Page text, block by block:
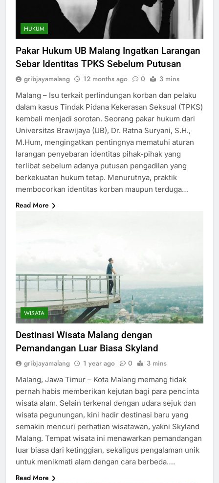
HUKUM
Pakar Hukum UB Malang Ingatkan Larangan
Sebar Identitas TPKS Sebelum Putusan
gribjayamalang 12 months ago 0 3 mins
Malang – Isu terkait perlindungan korban dan pelaku
dalam kasus Tindak Pidana Kekerasan Seksual (TPKS)
kembali menjadi sorotan. Seorang pakar hukum dari
Universitas Brawijaya (UB), Dr. Ratna Suryani, S.H.,
M.Hum, mengingatkan pentingnya mematuhi aturan
larangan penyebaran identitas pihak-pihak yang
terlibat sebelum adanya putusan pengadilan yang
berkekuatan hukum tetap. Menurutnya, praktik
membocorkan identitas korban maupun terduga…
Read More
WISATA
Destinasi Wisata Malang dengan
Pemandangan Luar Biasa Skyland
gribjayamalang 1 year ago 0 3 mins
Malang, Jawa Timur – Kota Malang memang tidak
pernah habis memberikan kejutan bagi para pencinta
wisata alam. Selain terkenal dengan udara sejuk dan
wisata pegunungan, kini hadir destinasi baru yang
semakin mencuri perhatian wisatawan, yakni Skyland
Malang. Tempat wisata ini menawarkan pemandangan
luar biasa dari ketinggian, sekaligus pengalaman unik
untuk menikmati alam dengan cara berbeda….
Read More